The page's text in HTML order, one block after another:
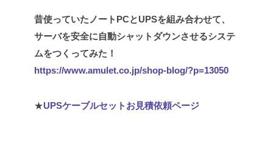
昔使っていたノートPCとUPSを組み合わせて、
サーバを安全に自動シャットダウンさせるシステ
ムをつくってみた！
https://www.amulet.co.jp/shop-blog/?p=13050
★UPSケーブルセットお見積依頼ページ